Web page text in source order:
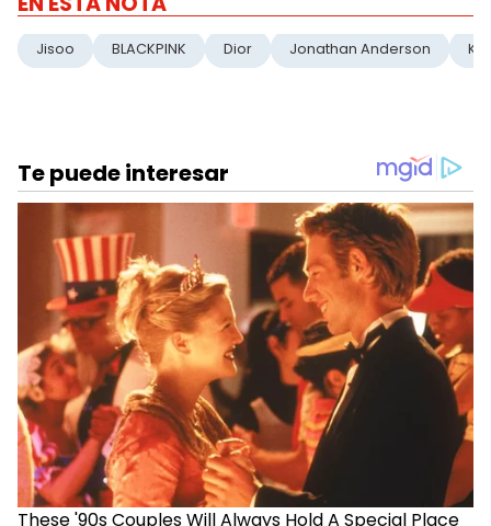
Jisoo BLACKPINK Dior Jonathan Anderson